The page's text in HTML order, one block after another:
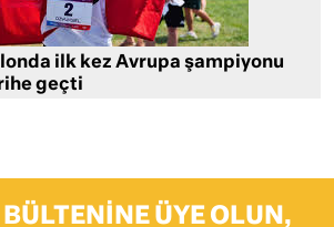
ilk kez Avrupa şampiyonu
geçti
ÜYE OLUN,